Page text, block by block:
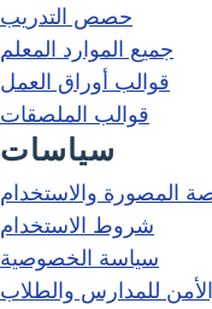
حصص التدريب
جميع الموارد المعلم
قوالب أوراق العمل
قوالب الملصقات
سياسات
المصورة والاستخدام
شروط الاستخدام
سياسة الخصوصية
للمدارس والطلاب